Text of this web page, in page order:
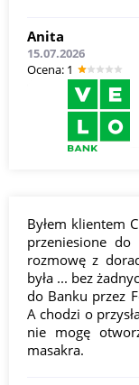
Anita
15.07.2026
Оcena: 1
Byłem klientem
przeniesione do
rozmowę z
była ... bez
do Banku przez
A chodzi o
nie mogę
masakra.